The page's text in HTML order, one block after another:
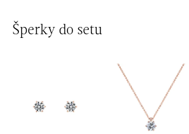
Šperky do setu